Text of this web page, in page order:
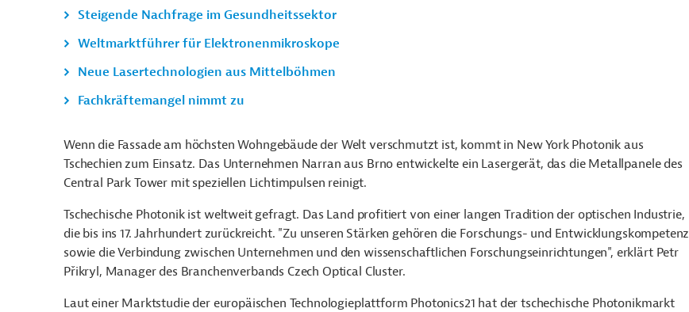
Steigende Nachfrage im Gesundheitssektor
Weltmarktführer für Elektronenmikroskope
Neue Lasertechnologien aus Mittelböhmen
Fachkräftemangel nimmt zu
Wenn die Fassade am höchsten Wohngebäude der Welt verschmutzt ist, kommt in New York Photonik aus
Tschechien zum Einsatz. Das Unternehmen Narran aus Brno entwickelte ein Lasergerät, das die Metallpanele des
Central Park Tower mit speziellen Lichtimpulsen reinigt.
Tschechische Photonik ist weltweit gefragt. Das Land profitiert von einer langen Tradition der optischen Industrie,
die bis ins 17. Jahrhundert zurückreicht. "Zu unseren Stärken gehören die Forschungs- und Entwicklungskompetenz
sowie die Verbindung zwischen Unternehmen und den wissenschaftlichen Forschungseinrichtungen", erklärt Petr
Přikryl, Manager des Branchenverbands Czech Optical Cluster.
Laut einer Marktstudie der europäischen Technologieplattform Photonics21 hat der tschechische Photonikmarkt